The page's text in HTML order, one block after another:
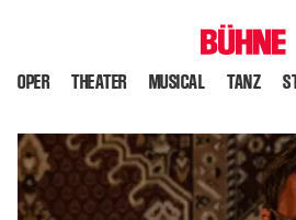
OPER THEATER MUSICAL TANZ